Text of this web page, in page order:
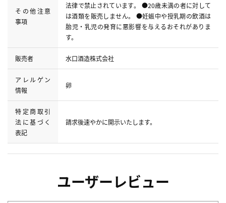
その他注意
事項
法律で禁止されています。 ●20歳未満の者に対して
は酒類を販売しません。 ●妊娠中や授乳期の飲酒は
胎児・乳児の発育に悪影響を与えるおそれがありま
す。
販売者 水口酒造株式会社
アレルゲン
情報
卵
特定商取引
法に基づく
表記
請求後速やかに開示いたします。
ユーザーレビュー